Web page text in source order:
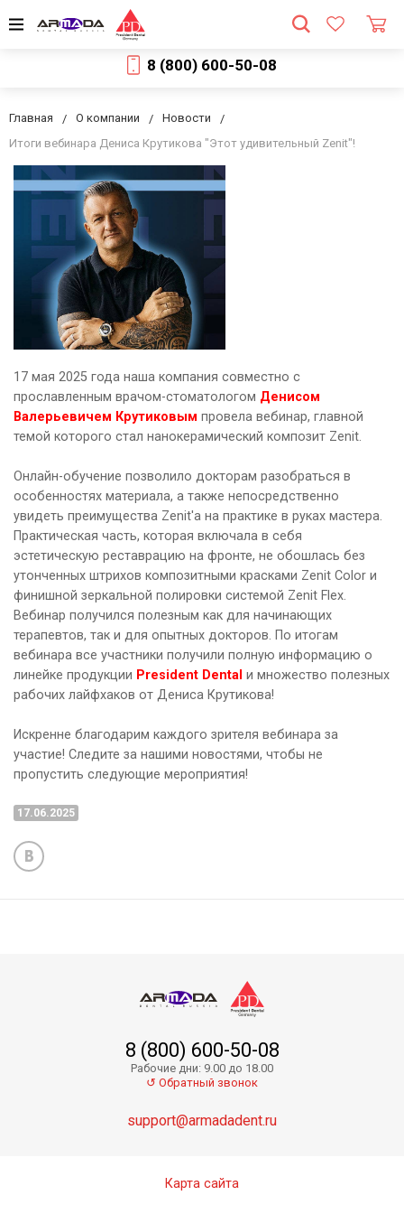
8 (800) 600-50-08
Главная О компании
Новости
Итоги вебинара Дениса Крутикова "Этот удивительный Zenit"!
17 мая 2025 года наша компания совместно с
прославленным врачом-стоматологом Денисом
Валерьевичем Крутиковым провела вебинар, главной
темой которого стал нанокерамический композит Zenit.
Онлайн-обучение позволило докторам разобраться в
особенностях материала, а также непосредственно
увидеть преимущества Zenit'а на практике в руках мастера.
Практическая часть, которая включала в себя
эстетическую реставрацию на фронте, не обошлась без
утонченных штрихов композитными красками Zenit Color и
финишной зеркальной полировки системой Zenit Flex.
Вебинар получился полезным как для начинающих
терапевтов, так и для опытных докторов. По итогам
вебинара все участники получили полную информацию о
линейке продукции President Dental и множество полезных
рабочих лайфхаков от Дениса Крутикова!
Искренне благодарим каждого зрителя вебинара за
участие! Следите за нашими новостями, чтобы не
пропустить следующие мероприятия!
17.06.2025
8 (800) 600-50-08
Рабочие дни: 9.00 до 18.00
↺ Обратный звонок
support@armadadent.ru
Карта сайта